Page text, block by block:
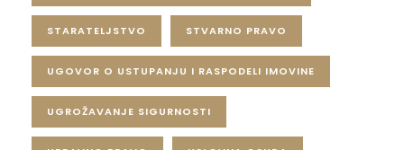
STARATELJSTVO STVARNO PRAVO
UGOVOR O USTUPANJU I RASPODELI IMOVINE
UGROŽAVANJE SIGURNOSTI